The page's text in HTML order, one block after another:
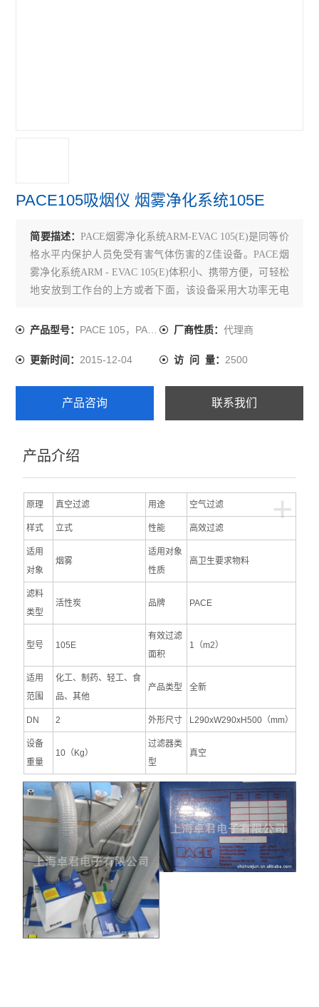
PACE105吸烟仪 烟雾净化系统105E
简要描述：PACE烟雾净化系统ARM-EVAC 105(E)是同等价
格水平内保护人员免受有害气体伤害的Z佳设备。PACE烟
雾净化系统ARM - EVAC 105(E)体积小、携带方便，可轻松
地安放到工作台的上方或者下面，该设备采用大功率无电
个曲臂，则用提供的入口罩封住不用的入口。
产品型号： PACE 105，PACE 105E 厂商性质： 代理商
更新时间：2015-12-04 访 问 量： 2500
产品咨询 联系我们
产品介绍
+
原理 真空过滤 用途 空气过滤
样式 立式 性能 高效过滤
适用
对象
烟雾
适用对象
性质
高卫生要求物料
滤料
类型
活性炭 品牌 PACE
型号 105E
有效过滤
面积
1（m2）
适用
范围
化工、制药、轻工、食
品、其他
产品类型 全新
DN 2 外形尺寸 L290xW290xH500（mm）
设备
重量
10（Kg）
过滤器类
型
真空